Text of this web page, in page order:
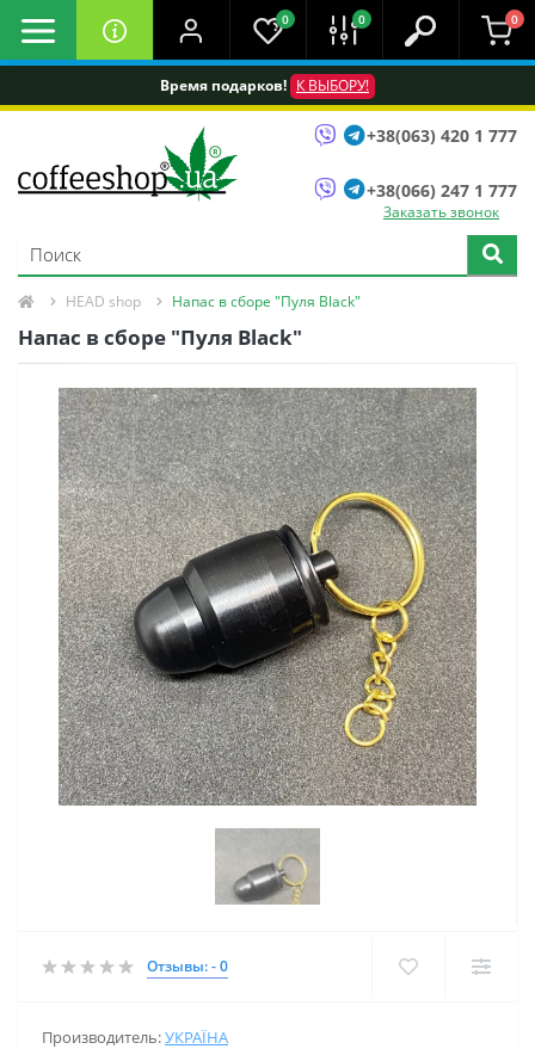
Время подарков! К ВЫБОРУ!
0 0 0
+38(063) 420 1 777
+38(066) 247 1 777
Заказать звонок
HEAD shop Напас в сборе "Пуля Black"
Напас в сборе "Пуля Black"
Отзывы: - 0
Производитель:УКРАЇНА